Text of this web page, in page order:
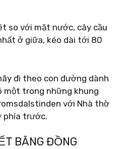
so với mặt nước, cây cầu
ở giữa, kéo dài tới 80
đi theo con đường dành
một trong những khung
với Nhà thờ
phía trước.
BĂNG ĐỒNG